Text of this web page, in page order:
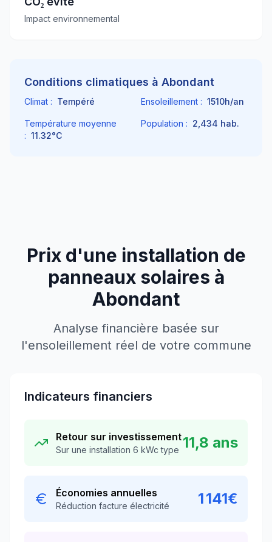
Impact environnemental
Conditions climatiques à Abondant
Climat : Tempéré Ensoleillement : 1510h/an
Température moyenne
: 11.32°C
Population : 2,434 hab.
Prix d'une installation de
panneaux solaires à
Abondant
Analyse financière basée sur
l'ensoleillement réel de votre commune
Indicateurs financiers
Retour sur investissement
Sur une installation 6 kWc type 11,8 ans
Économies annuelles
Réduction facture électricité 1 141€